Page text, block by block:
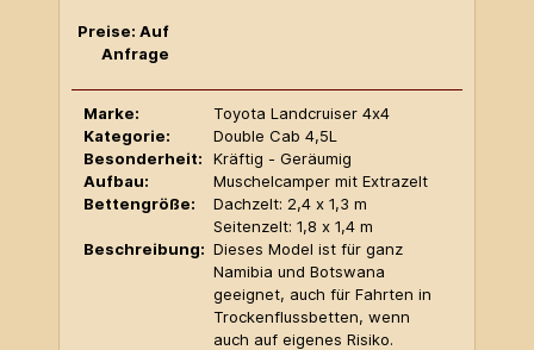
Preise: Auf
Anfrage
Marke:
Toyota Landcruiser 4x4
Kategorie:
Double Cab 4,5L
Besonderheit:
Kräftig - Geräumig
Aufbau:
Muschelcamper mit Extrazelt
Bettengröße:
Dachzelt: 2,4 x 1,3 m
Seitenzelt: 1,8 x 1,4 m
Beschreibung: Dieses Model ist für ganz
Namibia und Botswana
geeignet, auch für Fahrten in
Trockenflussbetten, wenn
auch auf eigenes Risiko.